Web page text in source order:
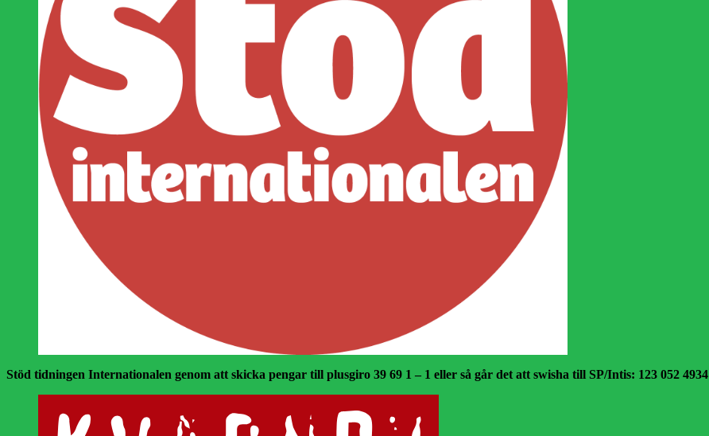
Stöd tidningen Internationalen genom att skicka pengar till plusgiro 39 69 1 – 1 eller så går det att swisha till SP/Intis: 123 052 4934